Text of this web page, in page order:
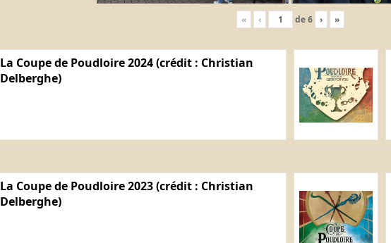
« ‹ de6 › »
La Coupe de Poudloire 2024 (crédit : Christian
Delberghe)
La Coupe de Poudloire 2023 (crédit : Christian
Delberghe)